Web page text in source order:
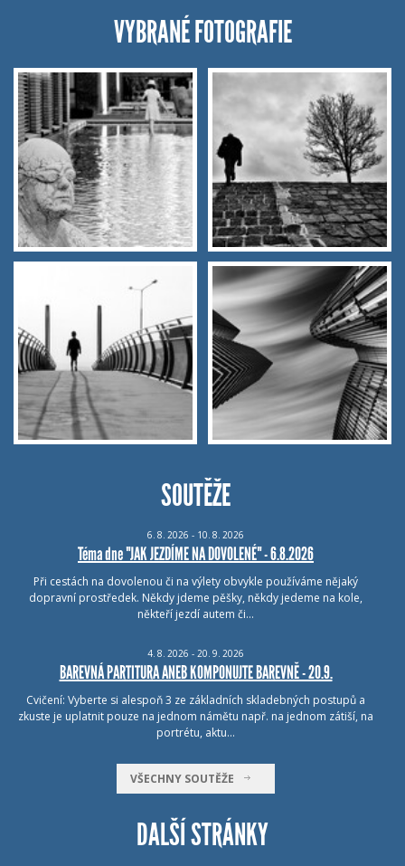
VYBRANÉ FOTOGRAFIE
SOUTĚŽE
6. 8. 2026 - 10. 8. 2026
Téma dne "JAK JEZDÍME NA DOVOLENÉ" - 6.8.2026
Při cestách na dovolenou či na výlety obvykle používáme nějaký
dopravní prostředek. Někdy jdeme pěšky, někdy jedeme na kole,
někteří jezdí autem či…
4. 8. 2026 - 20. 9. 2026
BAREVNÁ PARTITURA ANEB KOMPONUJTE BAREVNĚ - 20.9.
Cvičení: Vyberte si alespoň 3 ze základních skladebných postupů a
zkuste je uplatnit pouze na jednom námětu např. na jednom zátiší, na
portrétu, aktu…
VŠECHNY SOUTĚŽE
DALŠÍ STRÁNKY